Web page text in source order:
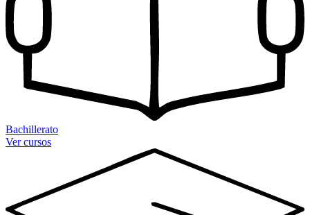
Bachillerato
Ver cursos